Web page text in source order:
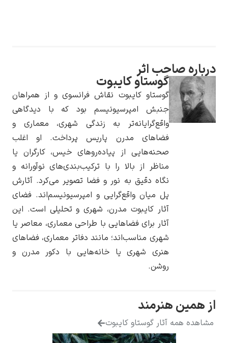
پیر آگوست رنوآر
اثر
گوستاو کایبوت
گوستاو کایبوت نقاش فرانسوی و از همراهان
جنبش امپرسیونیسم بود که با دیدگاهی
واقع‌گرایانه‌تر به زندگی شهری، معماری و
فضاهای مدرن پاریس پرداخت. او اغلب
صحنه‌هایی از پیاده‌روهای خیس، کارگران یا
مناظر از بالا را با ترکیب‌بندی‌های نوآورانه و
نگاه دقیق به نور و فضا تصویر می‌کرد. آثارش
پل میان واقع‌گرایی و امپرسیونیسم‌اند. فضای
آثار کایبوت مدرن، شهری و تحلیلی است. این
آثار برای فضاهایی با طراحی معماری، معاصر یا
شهری مناسب‌اند؛ مانند دفاتر معماری، فضاهای
هنری شهری یا خانه‌هایی با دکور مدرن و
گوستاو کایبوت